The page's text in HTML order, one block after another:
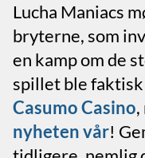
Lucha Maniacs
bryterne, som
en kamp om de
spillet ble
Casumo Casino
nyheten vår!